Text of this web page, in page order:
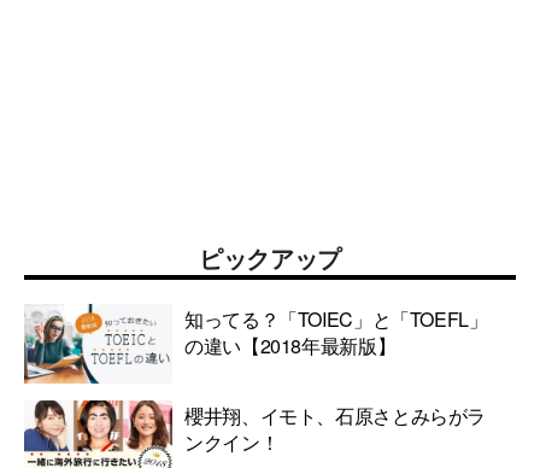
ピックアップ
知ってる？「TOIEC」と「TOEFL」
の違い【2018年最新版】
櫻井翔、イモト、石原さとみらがラ
ンクイン！